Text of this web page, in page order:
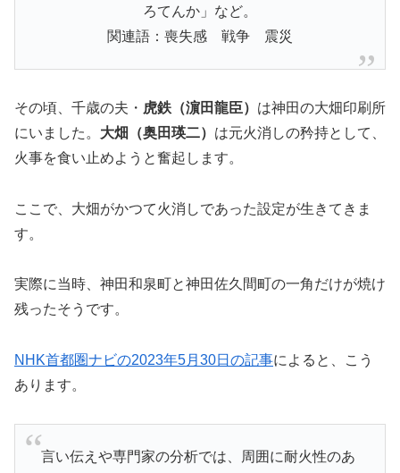
ろてんか」など。
関連語：喪失感 戦争 震災
その頃、千歳の夫・ 虎鉄（濵田龍臣） は神田の大畑印刷所
にいました。 大畑（奥田瑛二） は元火消しの矜持として、
火事を食い止めようと奮起します。
ここで、大畑がかつて火消しであった設定が生きてきま
す。
実際に当時、神田和泉町と神田佐久間町の一角だけが焼け
残ったそうです。
NHK首都圏ナビの2023年5月30日の記事によると、こう
あります。
言い伝えや専門家の分析では、周囲に耐火性のあ